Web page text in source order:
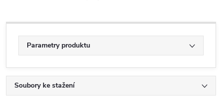
Parametry produktu
Soubory ke stažení